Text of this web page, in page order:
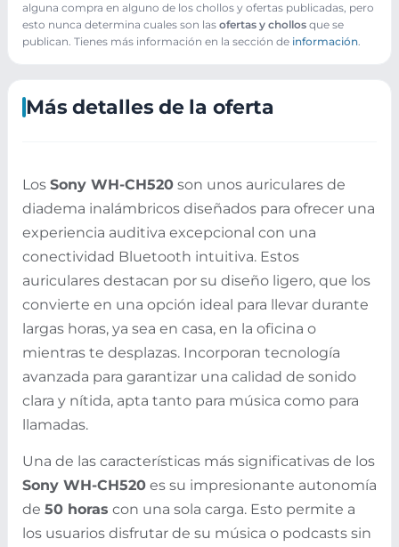
alguna compra en alguno de los chollos y ofertas publicadas, pero
esto nunca determina cuales son las ofertas y chollos que se
publican. Tienes más información en la sección de información.
Más detalles de la oferta
Los Sony WH-CH520 son unos auriculares de
diadema inalámbricos diseñados para ofrecer una
experiencia auditiva excepcional con una
conectividad Bluetooth intuitiva. Estos
auriculares destacan por su diseño ligero, que los
convierte en una opción ideal para llevar durante
largas horas, ya sea en casa, en la oficina o
mientras te desplazas. Incorporan tecnología
avanzada para garantizar una calidad de sonido
clara y nítida, apta tanto para música como para
llamadas.
Una de las características más significativas de los
Sony WH-CH520 es su impresionante autonomía
de 50 horas con una sola carga. Esto permite a
los usuarios disfrutar de su música o podcasts sin